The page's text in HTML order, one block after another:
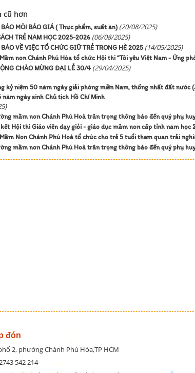
cũ hơn
MÒI BÁO GIÁ ( Thực phẩm, suất ăn) (20/08/2025)
TRẺ NĂM HỌC 2025-2026 (06/08/2025)
VỀ VIỆC TỔ CHỨC GIỮ TRẺ TRONG HÈ 2025 (14/05/2025)
non Chánh Phú Hòa tổ chức Hội thi “Tôi yêu Việt Nam - Ứng
CHÀO MỪNG ĐẠI LỄ 30/4 (29/04/2025)
kỷ niệm 50 năm ngày giải phóng miền Nam, thống nhất đất
năm ngày sinh Chủ tịch Hồ Chí Minh
mầm non Chánh Phú Hoà trân trọng thông báo đến quý phụ
kết Hội thi Giáo viên dạy giỏi - giáo dục mầm non cấp tỉnh năm
Non Chánh Phú Hoà tổ chức cho trẻ 5 tuổi tham quan trải
mầm non Chánh Phú Hoà trân trọng thông báo đến quý phụ
đón
2, phường Chánh Phú Hòa,TP HCM
542 214